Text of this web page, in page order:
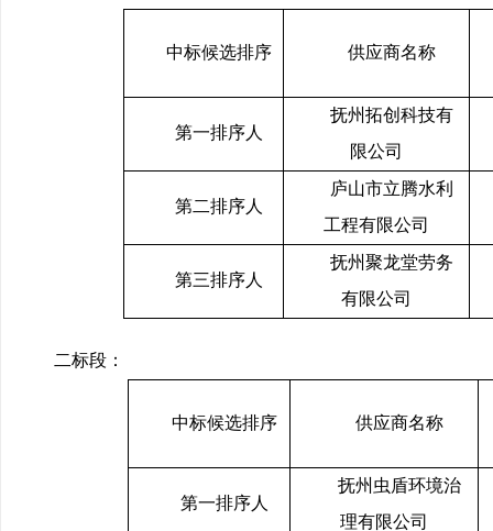
中标候选排序 供应商名称
第一排序人
抚州拓创科技有
限公司
第二排序人
庐山市立腾水利
工程有限公司
第三排序人
抚州聚龙堂劳务
有限公司
二标段：
中标候选排序 供应商名称
第一排序人
抚州虫盾环境治
理有限公司